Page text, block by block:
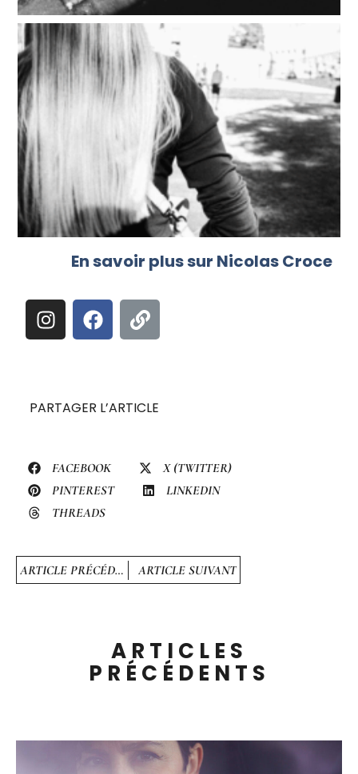
En savoir plus sur Nicolas Croce
PARTAGER L’ARTICLE
FACEBOOK
X (TWITTER)
PINTEREST
LINKEDIN
THREADS
ARTICLE PRÉCÉDENT ARTICLE SUIVANT
ARTICLES
PRÉCÉDENTS